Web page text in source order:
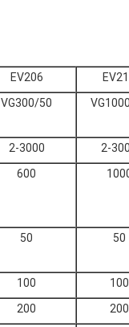
EV206
VG300/50
2-3000
2-
600
50 50
100
100
200
200